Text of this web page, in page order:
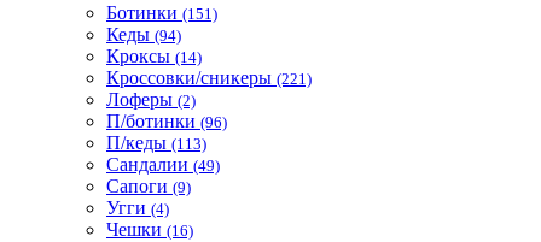
Ботинки (151)
Кеды (94)
Кроксы (14)
Кроссовки/сникеры (221)
Лоферы (2)
П/ботинки (96)
П/кеды (113)
Сандалии (49)
Сапоги (9)
Угги (4)
Чешки (16)